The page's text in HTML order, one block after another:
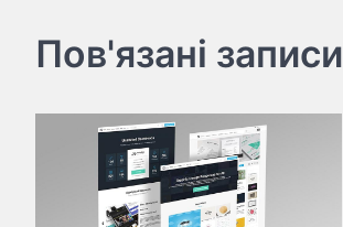
Пов'язані записи